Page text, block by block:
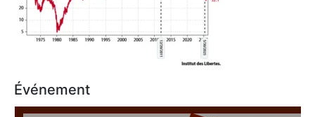
Événement